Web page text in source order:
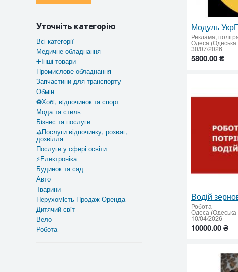
Уточніть категорію
Всі категорії
Медичне обладнання
➕Інші товари
Промислове обладнання
Запчастини для транспорту
Обмін
⚽Хобi, вiдпочинок та спорт
Мода та стиль
Бiзнес та послуги
⛳Послуги відпочинку, розваг,
дозвілля
Послуги у сфері освіти
⚡Електроніка
Будинок та сад
Авто
Тварини
Нерухомiсть Продаж Оренда
Дитячий свiт
Вело
Робота
Модуль
Реклама,
Одеса (Одеська
30/07/2026
5800.00 ₴
Водій
Робота -
Одеса (Одеська
10/04/2026
10000.00 ₴